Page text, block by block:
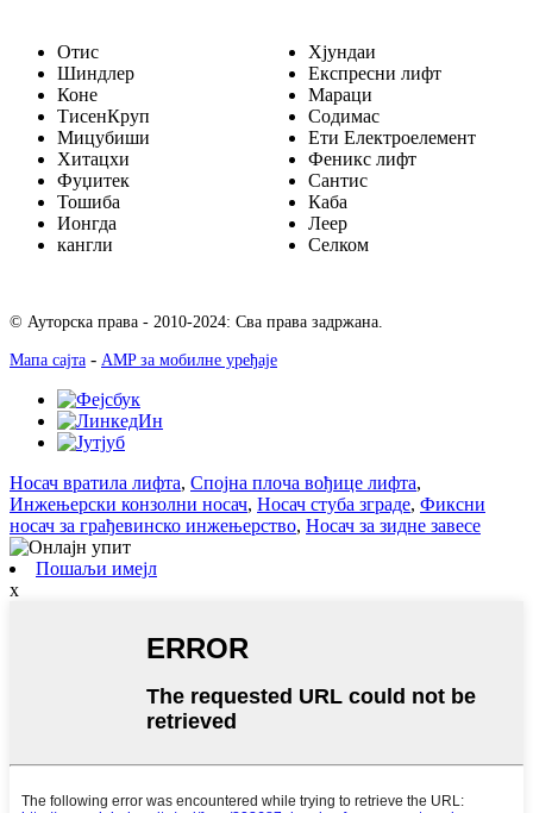
Отис
Шиндлер
Коне
ТисенКруп
Мицубиши
Хитацхи
Фуџитек
Тошиба
Ионгда
кангли
Хјундаи
Експресни лифт
Мараци
Содимас
Ети Електроелемент
Феникс лифт
Сантис
Каба
Леер
Селком
© Ауторска права - 2010-2024: Сва права задржана.
Мапа сајта - AMP за мобилне уређаје
Носач вратила лифта, Спојна плоча вођице лифта,
Инжењерски конзолни носач, Носач стуба зграде, Фиксни
носач за грађевинско инжењерство, Носач за зидне завесе
Пошаљи имејл
x